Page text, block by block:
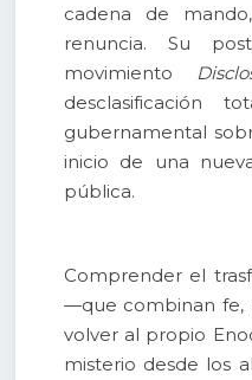
cadena de
renuncia. Su
movimiento
desclasificación
gubernamental
inicio de una
pública.
Comprender el
—que combinan fe,
volver al propio
misterio desde los